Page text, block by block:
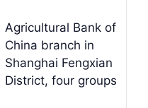
Agricultural Bank of
China branch in
Shanghai Fengxian
District, four groups